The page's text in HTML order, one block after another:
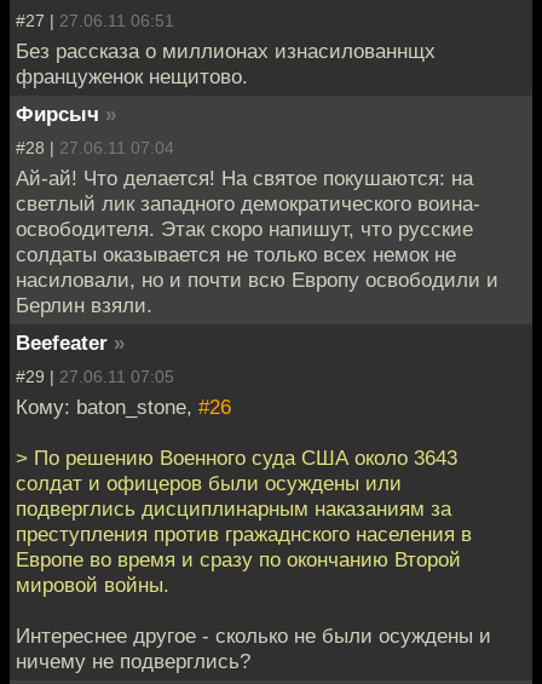
#27 | 27.06.11 06:51
Без рассказа о миллионах изнасилованнщх
француженок нещитово.
Фирсыч »
#28 | 27.06.11 07:04
Ай-ай! Что делается! На святое покушаются: на
светлый лик западного демократического воина-
освободителя. Этак скоро напишут, что русские
солдаты оказывается не только всех немок не
насиловали, но и почти всю Европу освободили и
Берлин взяли.
Beefeater »
#29 | 27.06.11 07:05
Кому: baton_stone, #26
> По решению Военного суда США около 3643
солдат и офицеров были осуждены или
подверглись дисциплинарным наказаниям за
преступления против гражаднского населения в
Европе во время и сразу по окончанию Второй
мировой войны.
Интереснее другое - сколько не были осуждены и
ничему не подверглись?